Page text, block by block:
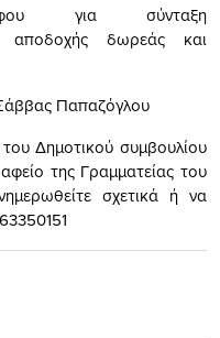
για σύνταξη
αποδοχής δωρεάς και
Παπαζόγλου
Δημοτικού συμβουλίου
της Γραμματείας του
σχετικά ή να